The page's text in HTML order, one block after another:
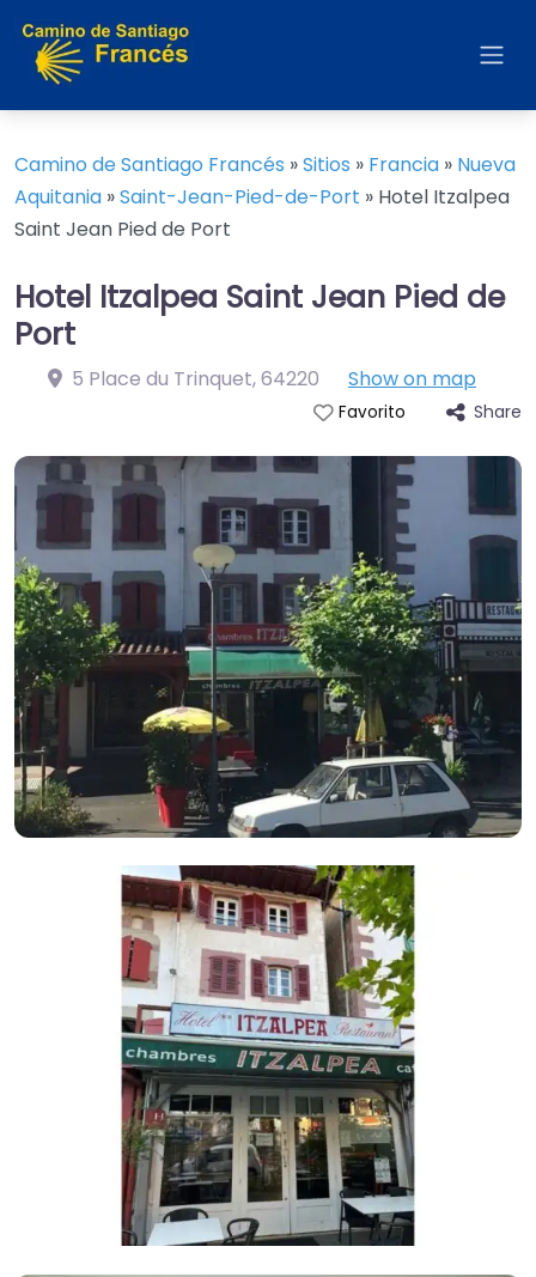
Camino de Santiago Francés »Sitios » Francia » Nueva
Aquitania »Saint-Jean-Pied-de-Port » Hotel Itzalpea
Saint Jean Pied de Port
Hotel Itzalpea Saint Jean Pied de
Port
5 Place du Trinquet,64220 Show on map
Favorito Share